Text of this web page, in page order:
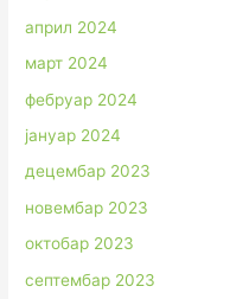
април 2024
март 2024
фебруар 2024
јануар 2024
децембар 2023
новембар 2023
октобар 2023
септембар 2023